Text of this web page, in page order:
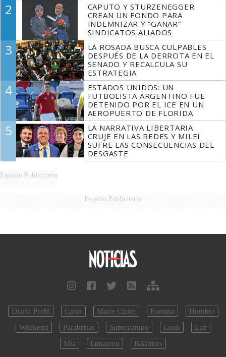
2
CAPUTO Y STURZENEGGER
CREAN UN FONDO PARA
INDEMNIZAR Y “GANAR”
SINDICATOS ALIADOS
3
LA ROSADA BUSCA CULPABLES
DESPUÉS DE LA DERROTA EN EL
SENADO Y RECALCULA SU
ESTRATEGIA
4
ESTADOS UNIDOS: UN
FUTBOLISTA ARGENTINO FUE
DETENIDO POR EL ICE EN UN
AEROPUERTO DE FLORIDA
5
LA NARRATIVA LIBERTARIA
CRUJE EN LAS REDES Y MILEI
SUFRE LAS CONSECUENCIAS DEL
DESGASTE
Espacio Publicitario
Espacio Publicitario
Diario Perfil Caras Marie Claire Fortuna
Hombre
Weekend
Parabrisas Supercampo Look
Luz
Mía
Lunateen BATimes